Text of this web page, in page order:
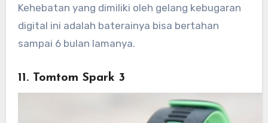
Kehebatan yang dimiliki oleh gelang kebugaran
digital ini adalah baterainya bisa bertahan
sampai 6 bulan lamanya.
11. Tomtom Spark 3